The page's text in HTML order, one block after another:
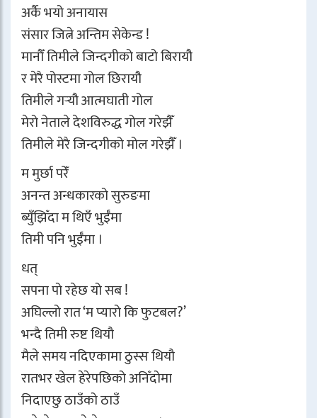
अर्कै भयो अनायास
संसार जित्ने अन्तिम सेकेन्ड !
मानौँ तिमीले जिन्दगीको बाटो बिरायौ
र मेरै पोस्टमा गोल छिरायौ
तिमीले गर्‍यौ आत्मघाती गोल
मेरो नेताले देशविरुद्ध गोल गरेझैँ
तिमीले मेरै जिन्दगीको मोल गरेझैँ ।
म मुर्छा परेँ
अनन्त अन्धकारको सुरुङमा
ब्युँझिँदा म थिएँ भुईँमा
तिमी पनि भुईँमा ।
धत्
सपना पो रहेछ यो सब !
अघिल्लो रात ‘म प्यारो कि फुटबल?’
भन्दै तिमी रुष्ट थियौ
मैले समय नदिएकामा ठुस्स थियौ
रातभर खेल हेरेपछिको अनिँदोमा
निदाएछु ठाउँको ठाउँ